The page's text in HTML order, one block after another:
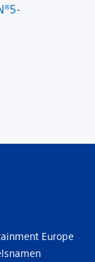
Europe